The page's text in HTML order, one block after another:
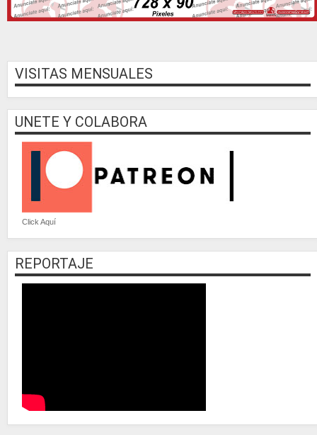
VISITAS MENSUALES
UNETE Y COLABORA
Click Aquí
REPORTAJE